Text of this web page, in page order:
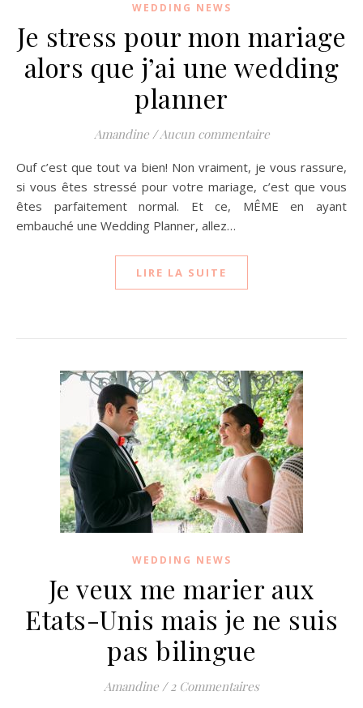
WEDDING NEWS
Je stress pour mon mariage
alors que j’ai une wedding
planner
Amandine /Aucun commentaire
Ouf c’est que tout va bien! Non vraiment, je vous rassure,
si vous êtes stressé pour votre mariage, c’est que vous
êtes parfaitement normal. Et ce, MÊME en ayant
embauché une Wedding Planner, allez…
LIRE LA SUITE
WEDDING NEWS
Je veux me marier aux
Etats-Unis mais je ne suis
pas bilingue
Amandine / 2 Commentaires